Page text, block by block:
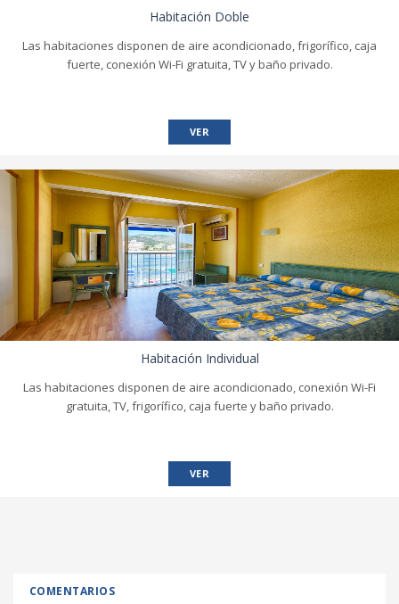
Habitación Doble
Las habitaciones disponen de aire acondicionado, frigorífico, caja
fuerte, conexión Wi-Fi gratuita, TV y baño privado.
VER
Habitación Individual
Las habitaciones disponen de aire acondicionado, conexión Wi-Fi
gratuita, TV, frigorífico, caja fuerte y baño privado.
VER
COMENTARIOS